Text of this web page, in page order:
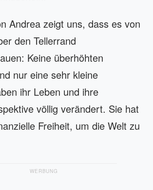
Andrea zeigt uns, dass es von
den Tellerrand
Keine überhöhten
nur eine sehr kleine
ihr Leben und ihre
völlig verändert. Sie hat
Freiheit, um die Welt zu
WERBUNG